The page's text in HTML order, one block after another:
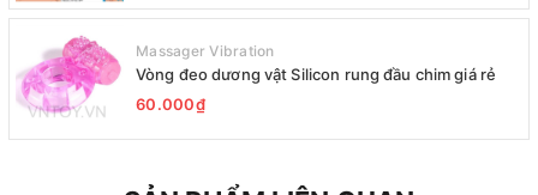
Massager Vibration
Vòng đeo dương vật Silicon rung đầu chim giá rẻ
60.000₫